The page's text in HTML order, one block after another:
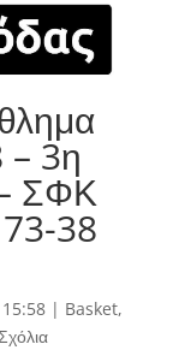
– 3η
ΣΦΚ
73-38
| Basket,